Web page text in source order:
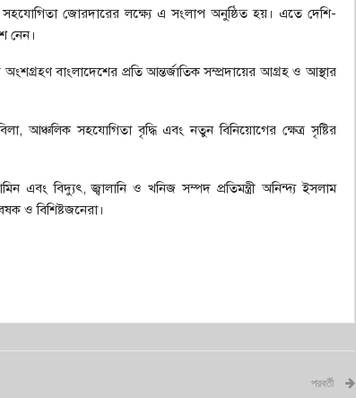
সহযোগিতা জোরদারের লক্ষ্যে এ সংলাপ অনুষ্ঠিত হয়। এতে দেশি-
নেন।
অংশগ্রহণ বাংলাদেশের প্রতি আন্তর্জাতিক সম্প্রদায়ের আগ্রহ ও আস্থার
আঞ্চলিক সহযোগিতা বৃদ্ধি এবং নতুন বিনিয়োগের ক্ষেত্র সৃষ্টির
এবং বিদ্যুৎ, জ্বালানি ও খনিজ সম্পদ প্রতিমন্ত্রী অনিন্দ্য ইসলাম
ও বিশিষ্টজনেরা।
পরবর্তী